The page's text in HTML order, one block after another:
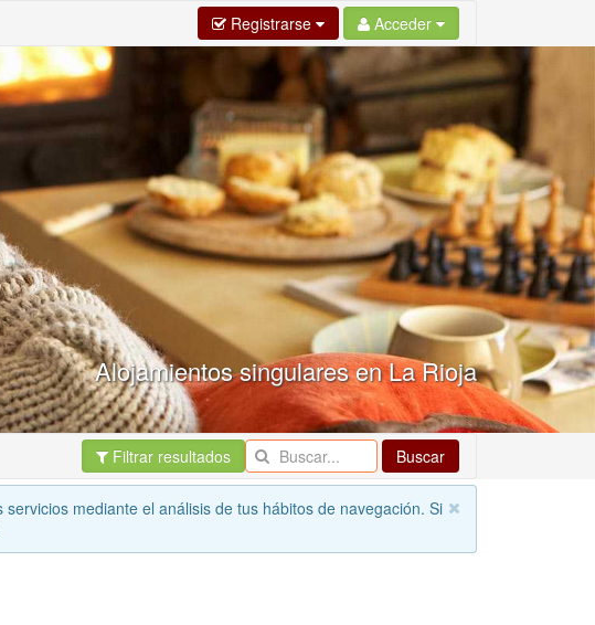
Registrarse Acceder
Alojamientos singulares en La Rioja
Filtrar resultados Buscar
mediante el análisis de tus hábitos de navegación. Si